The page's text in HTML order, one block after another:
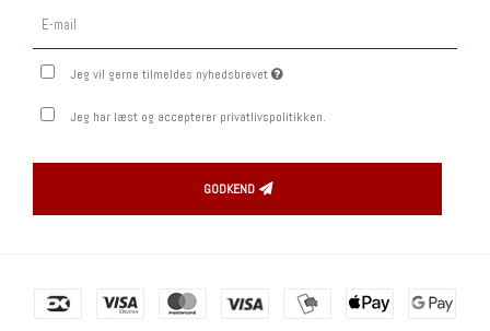
Jeg vil gerne tilmeldes nyhedsbrevet
Jeg har læst og accepterer privatlivspolitikken.
GODKEND